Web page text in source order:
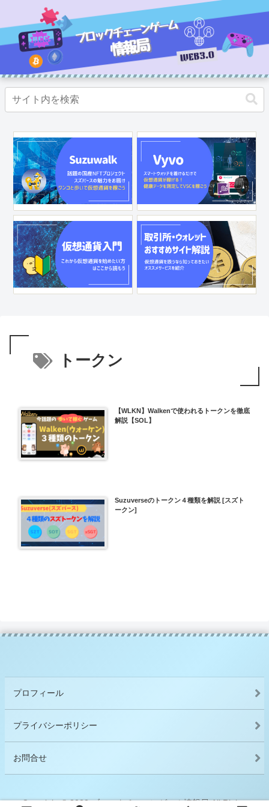
トークン
【WLKN】Walkenで使われるトークンを徹底
解説【SOL】
Suzuverseのトークン４種類を解説 [スズト
ークン]
プロフィール
プライバシーポリシー
お問合せ
Copyright © 2022 ブロックチェーンゲーム情報局 All Rights